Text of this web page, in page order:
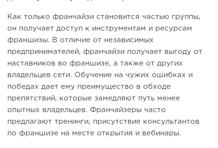
Как только франчайзи становится частью группы,
он получает доступ к инструментам и ресурсам
франшизы. В отличие от независимых
предпринимателей, франчайзи получает выгоду от
наставников во франшизе, а также от других
владельцев сети. Обучение на чужих ошибках и
победах дает ему преимущество в обходе
препятствий, которые замедляют путь менее
опытных владельцев. Франчайзеры часто
предлагают тренинги, присутствие консультантов
по франшизе на месте открытия и вебинары.